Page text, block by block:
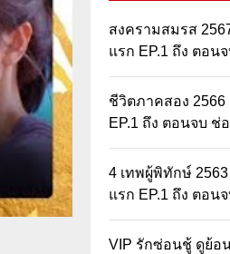
สงครามสมรส
แรก EP.1 ถึง ตอน
ชีวิตภาคสอง
EP.1 ถึง ตอนจบ ช่
4 เทพผู้พิทักษ์
แรก EP.1 ถึง ตอน
VIP รักซ่อนชู้ ดูย้อ